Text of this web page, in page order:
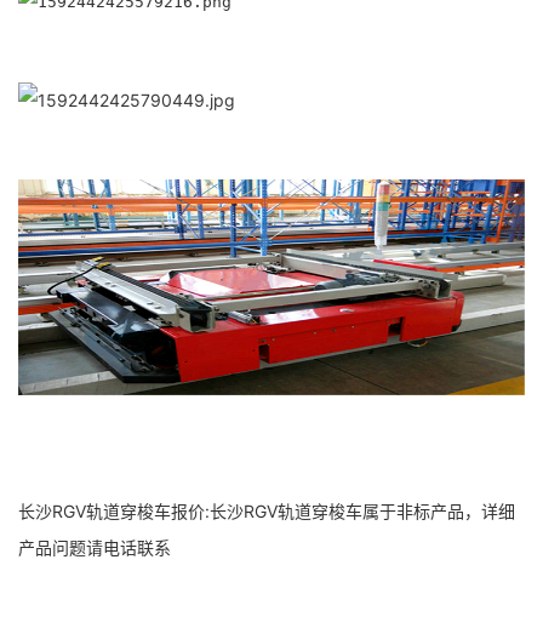
长沙RGV轨道穿梭车报价:长沙RGV轨道穿梭车属于非标产品，详细
产品问题请电话联系